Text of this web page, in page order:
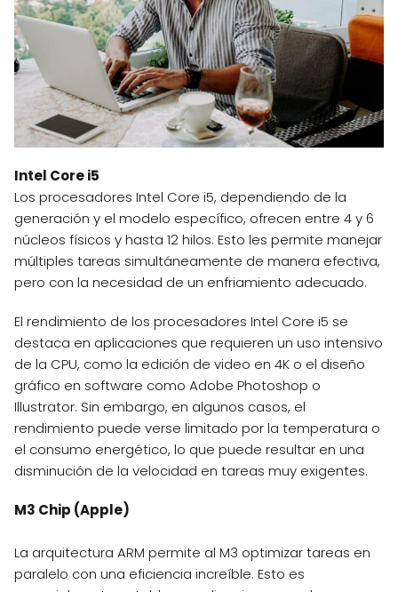
Intel Core i5
Los procesadores Intel Core i5, dependiendo de la
generación y el modelo específico, ofrecen entre 4 y 6
núcleos físicos y hasta 12 hilos. Esto les permite manejar
múltiples tareas simultáneamente de manera efectiva,
pero con la necesidad de un enfriamiento adecuado.
El rendimiento de los procesadores Intel Core i5 se
destaca en aplicaciones que requieren un uso intensivo
de la CPU, como la edición de video en 4K o el diseño
gráfico en software como Adobe Photoshop o
Illustrator. Sin embargo, en algunos casos, el
rendimiento puede verse limitado por la temperatura o
el consumo energético, lo que puede resultar en una
disminución de la velocidad en tareas muy exigentes.
M3 Chip (Apple)
La arquitectura ARM permite al M3 optimizar tareas en
paralelo con una eficiencia increíble. Esto es